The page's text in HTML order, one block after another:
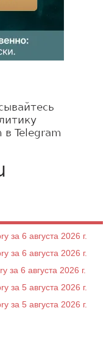
за 6 августа 2026 г.
за 6 августа 2026 г.
за 6 августа 2026 г.
за 5 августа 2026 г.
за 5 августа 2026 г.